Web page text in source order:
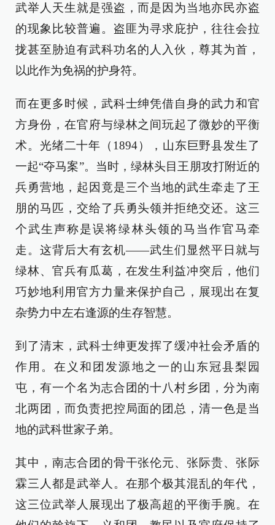
武举人天生就是强盗，而是因为当地亦民亦盗
的现象比较普遍。盗匪为寻求庇护，往往会拉
拢甚至胁迫有武科功名的人入伙，尊其为首，
以此作为免祸的护身符。
而在更多时候，武科士绅凭借自身的武力和官
方身份，在官府与绿林之间玩起了微妙的平衡
术。光绪二十年（1894），山东巨野县发生了
一起“夺马案”。当时，绿林头目王朋攻打附近的
兵勇营地，起因竟是三个当地的武生牵走了王
朋的马匹，交给了兵勇头领并拒绝交还。这三
个武生声称是误将绿林头领的马当作官马牵
走。这背后大有玄机——武生们显然平日就与
绿林、官兵有瓜葛，在发生利益冲突后，他们
巧妙地利用官方力量来保护自己，展现出在复
杂势力中左右逢源的生存智慧。
到了清末，武科士绅更发挥了缓冲社会矛盾的
作用。在义和团发源地之一的山东冠县梨园
屯，有一个名为志合团的十八村乡团，分为南
北两团，而负责把控局面的团总，清一色是当
地的武科世家子弟。
其中，南志合团的骨干张伦元、张际贵、张际
霖三人都是武举人。在那个极其混乱的年代，
这三位武举人展现出了极高超的平衡手腕。在